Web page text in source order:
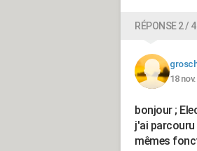
RÉPONSE 2 / 4
18
bonjour ;
j'ai parcouru
mêmes